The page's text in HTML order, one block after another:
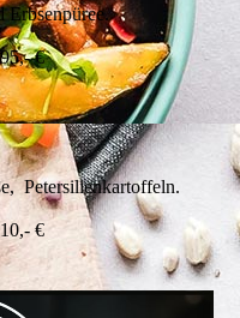
Erbsenpüree.
€
Petersilienkartoffeln.
€